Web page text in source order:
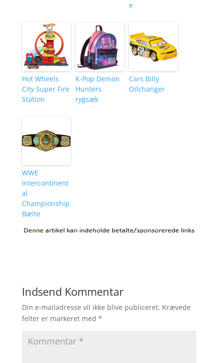
e
Hot Wheels
City Super Fire
Station
K-Pop Demon
Hunters
rygsæk
Cars Billy
Oilchanger
WWE
Intercontinent
al
Championship
Bælte
Indsend Kommentar
Din e-mailadresse vil ikke blive publiceret. Krævede
felter er markeret med *